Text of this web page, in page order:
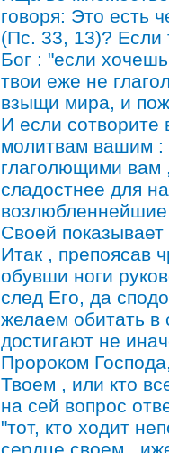
говоря: Это есть
(Пс. 33, 13)? Если
Бог : "если
твои еже не
взыщи мира, и
И если
молитвам вашим :
глаголющими вам
сладостнее для
возлюбленнейшие
Своей
Итак , препоясав
обувши ноги
след Его, да
желаем обитать в
достигают не
Пророком
Твоем , или кто
на сей вопрос
"тот, кто ходит
сердце своем ,